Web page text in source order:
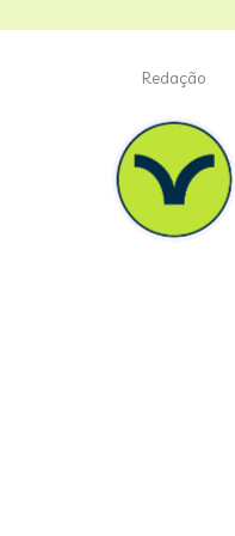
Redação